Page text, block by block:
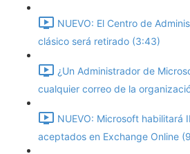
NUEVO: El Centro de
clásico será retirado (3:43)
¿Un Administrador de
cualquier correo de la
NUEVO: Microsoft habilitará
aceptados en Exchange Online